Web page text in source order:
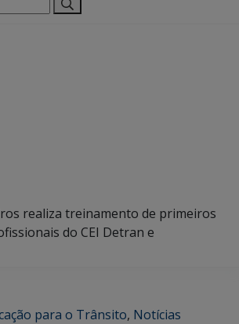
realiza treinamento de primeiros
do CEI Detran e
para o Trânsito, Notícias